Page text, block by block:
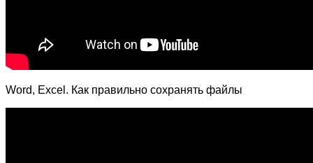
Word, Excel. Как правильно сохранять файлы